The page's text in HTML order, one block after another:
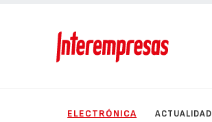
ELECTRÓNICA ACTUALIDAD